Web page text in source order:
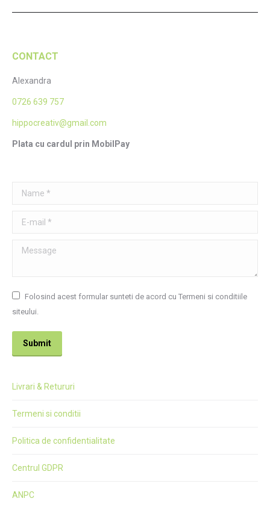
CONTACT
Alexandra
0726 639 757
hippocreativ@gmail.com
Plata cu cardul prin MobilPay
Name *
E-mail *
Message
Folosind acest formular sunteti de acord cu Termeni si conditiile
siteului.
Submit
Livrari & Retururi
Termeni si conditii
Politica de confidentialitate
Centrul GDPR
ANPC